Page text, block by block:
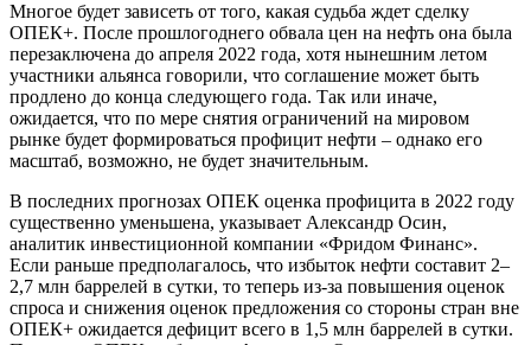
Многое будет зависеть от того, какая судьба ждет сделку
ОПЕК+. После прошлогоднего обвала цен на нефть она была
перезаключена до апреля 2022 года, хотя нынешним летом
участники альянса говорили, что соглашение может быть
продлено до конца следующего года. Так или иначе,
ожидается, что по мере снятия ограничений на мировом
рынке будет формироваться профицит нефти – однако его
масштаб, возможно, не будет значительным.
В последних прогнозах ОПЕК оценка профицита в 2022 году
существенно уменьшена, указывает Александр Осин,
аналитик инвестиционной компании «Фридом Финанс».
Если раньше предполагалось, что избыток нефти составит 2–
2,7 млн баррелей в сутки, то теперь из-за повышения оценок
спроса и снижения оценок предложения со стороны стран вне
ОПЕК+ ожидается дефицит всего в 1,5 млн баррелей в сутки.